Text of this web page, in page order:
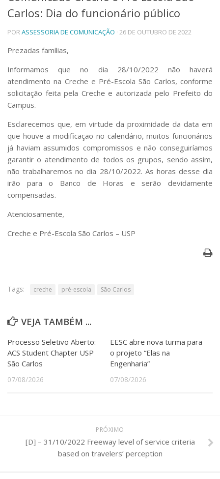
Telefones e Mapas
Pessoas
Ensino
Graduação
Educação a distância
Cursos de Extensão
Pesquisa e Inovação
Linhas de Pesquisa
Centros, Núcleos e Projetos em Rede
Pós-doutorado
Iniciação Científica
Transferência de Tecnologia
Empresas Juniores
Extensão à Comunidade
Projetos, Programas e Cursos
Artes, Cultura e Esportes
Museus e Espaços Interativos
Comunicação
Aplicativos e Sites
Agenda de Eventos
Defesa de Teses
Carlos: Dia do funcionário público
PORASSESSORIA DE COMUNICAÇÃO · 26 DE OUTUBRO DE 2022
Prezadas famílias,
Informamos que no dia 28/10/2022 não haverá
atendimento na Creche e Pré-Escola São Carlos, conforme
solicitação feita pela Creche e autorizada pelo Prefeito do
Campus.
Esclarecemos que, em virtude da proximidade da data em
que houve a modificação no calendário, muitos funcionários
já haviam assumidos compromissos e não conseguiríamos
garantir o atendimento de todos os grupos, sendo assim,
não trabalharemos no dia 28/10/2022. As horas desse dia
irão para o Banco de Horas e serão devidamente
compensadas.
Atenciosamente,
Creche e Pré-Escola São Carlos – USP
Tags: creche pré-escola São Carlos
VEJA TAMBÉM ...
Processo Seletivo Aberto:
ACS Student Chapter USP
São Carlos
07/08/2026
EESC abre nova turma para
o projeto “Elas na
Engenharia”
07/08/2026
PRÓXIMO
[D] – 31/10/2022 Freeway level of service criteria
based on travelers’ perception